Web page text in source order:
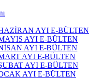
AYI E-BÜLTEN
AYI E-BÜLTEN
AYI E-BÜLTEN
AYI E-BÜLTEN
AYI E-BÜLTEN
AYI E-BÜLTEN